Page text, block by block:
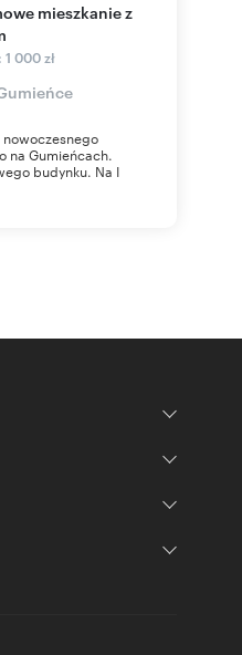
000 zł
na Gumieńcach.
budynku. Na I